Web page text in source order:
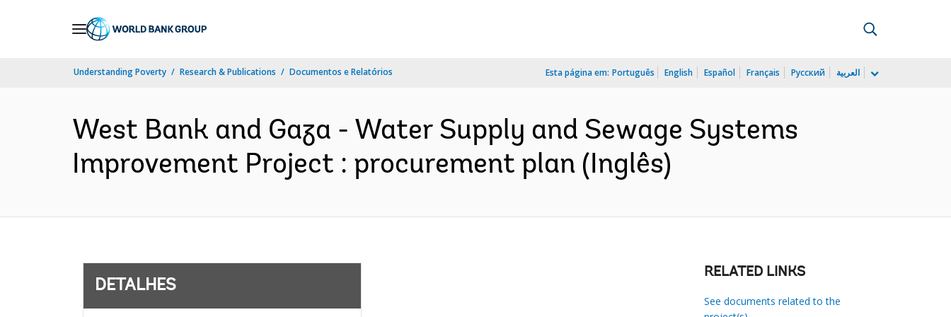
Understanding Poverty Research & Publications Documentos e Relatórios Esta página em: Português English Español Français Русский العربية
West Bank and Gaza - Water Supply and Sewage Systems
Improvement Project : procurement plan (Inglês)
DETALHES
RELATED LINKS
See documents related to the